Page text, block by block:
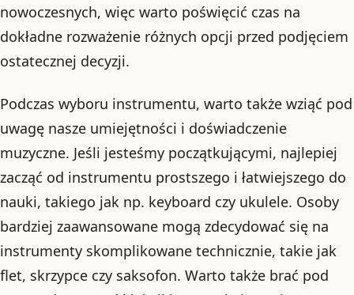
nowoczesnych, więc warto poświęcić czas na
dokładne rozważenie różnych opcji przed podjęciem
ostatecznej decyzji.
Podczas wyboru instrumentu, warto także wziąć pod
uwagę nasze umiejętności i doświadczenie
muzyczne. Jeśli jesteśmy początkującymi, najlepiej
zacząć od instrumentu prostszego i łatwiejszego do
nauki, takiego jak np. keyboard czy ukulele. Osoby
bardziej zaawansowane mogą zdecydować się na
instrumenty skomplikowane technicznie, takie jak
flet, skrzypce czy saksofon. Warto także brać pod